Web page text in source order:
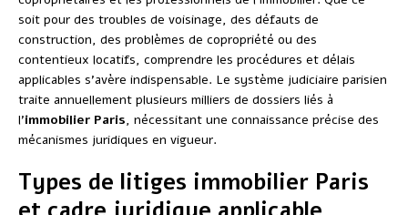
soit pour des troubles de voisinage, des défauts de
construction, des problèmes de copropriété ou des
contentieux locatifs, comprendre les procédures et délais
applicables s’avère indispensable. Le système judiciaire parisien
traite annuellement plusieurs milliers de dossiers liés à
l’immobilier Paris, nécessitant une connaissance précise des
mécanismes juridiques en vigueur.
Types de litiges immobilier Paris